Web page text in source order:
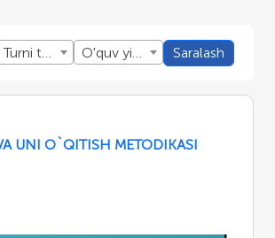
Turni tanlang O'quv yillini tanlang Saralash
UNI O`QITISH METODIKASI